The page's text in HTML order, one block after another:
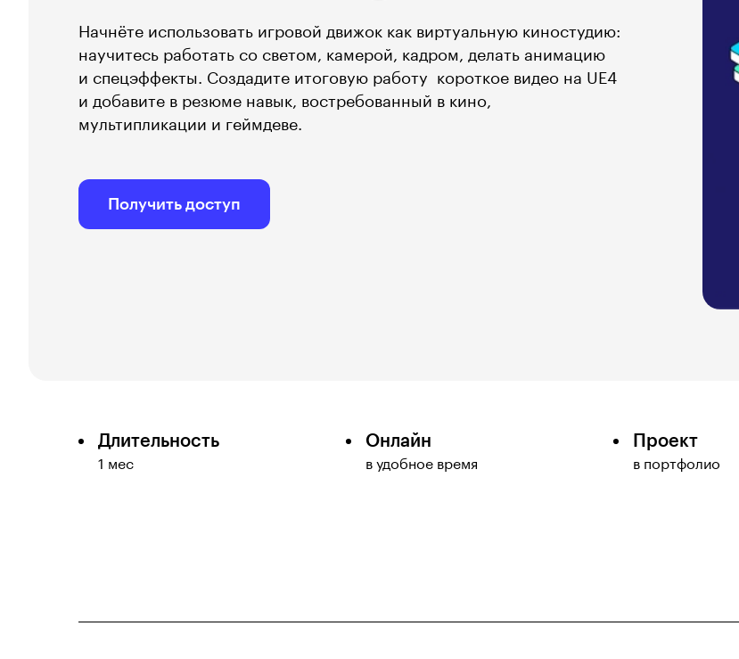
Получить доступ
Начнёте использовать игровой движок как виртуальную киностудию:
научитесь работать со светом, камерой, кадром, делать анимацию
и спецэффекты. Создадите итоговую работу  короткое видео на UE4
и добавите в резюме навык, востребованный в кино,
мультипликации и геймдеве.
Длительность
1 мес
Онлайн
в удобное время
Проект
в портфолио